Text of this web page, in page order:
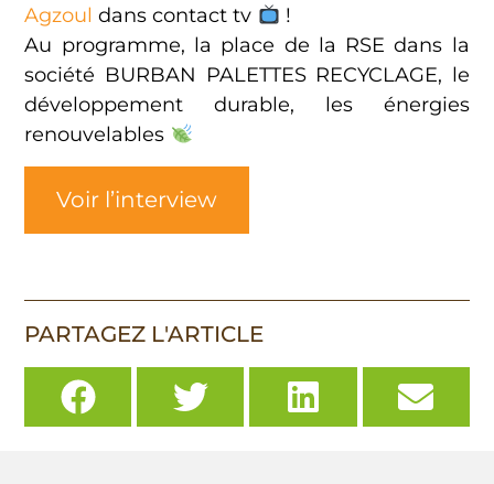
Agzoul dans contact tv
!
Au programme, la place de la RSE dans la
société BURBAN PALETTES RECYCLAGE, le
développement durable, les énergies
renouvelables
Voir l’interview
PARTAGEZ L'ARTICLE